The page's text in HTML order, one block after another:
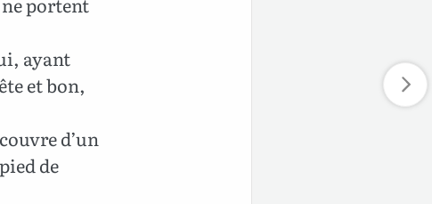
ayant
et bon,
d’un
de